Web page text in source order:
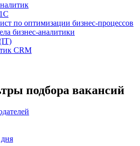
по оптимизации бизнес-процессов
бизнес-аналитики
CRM
подбора вакансий